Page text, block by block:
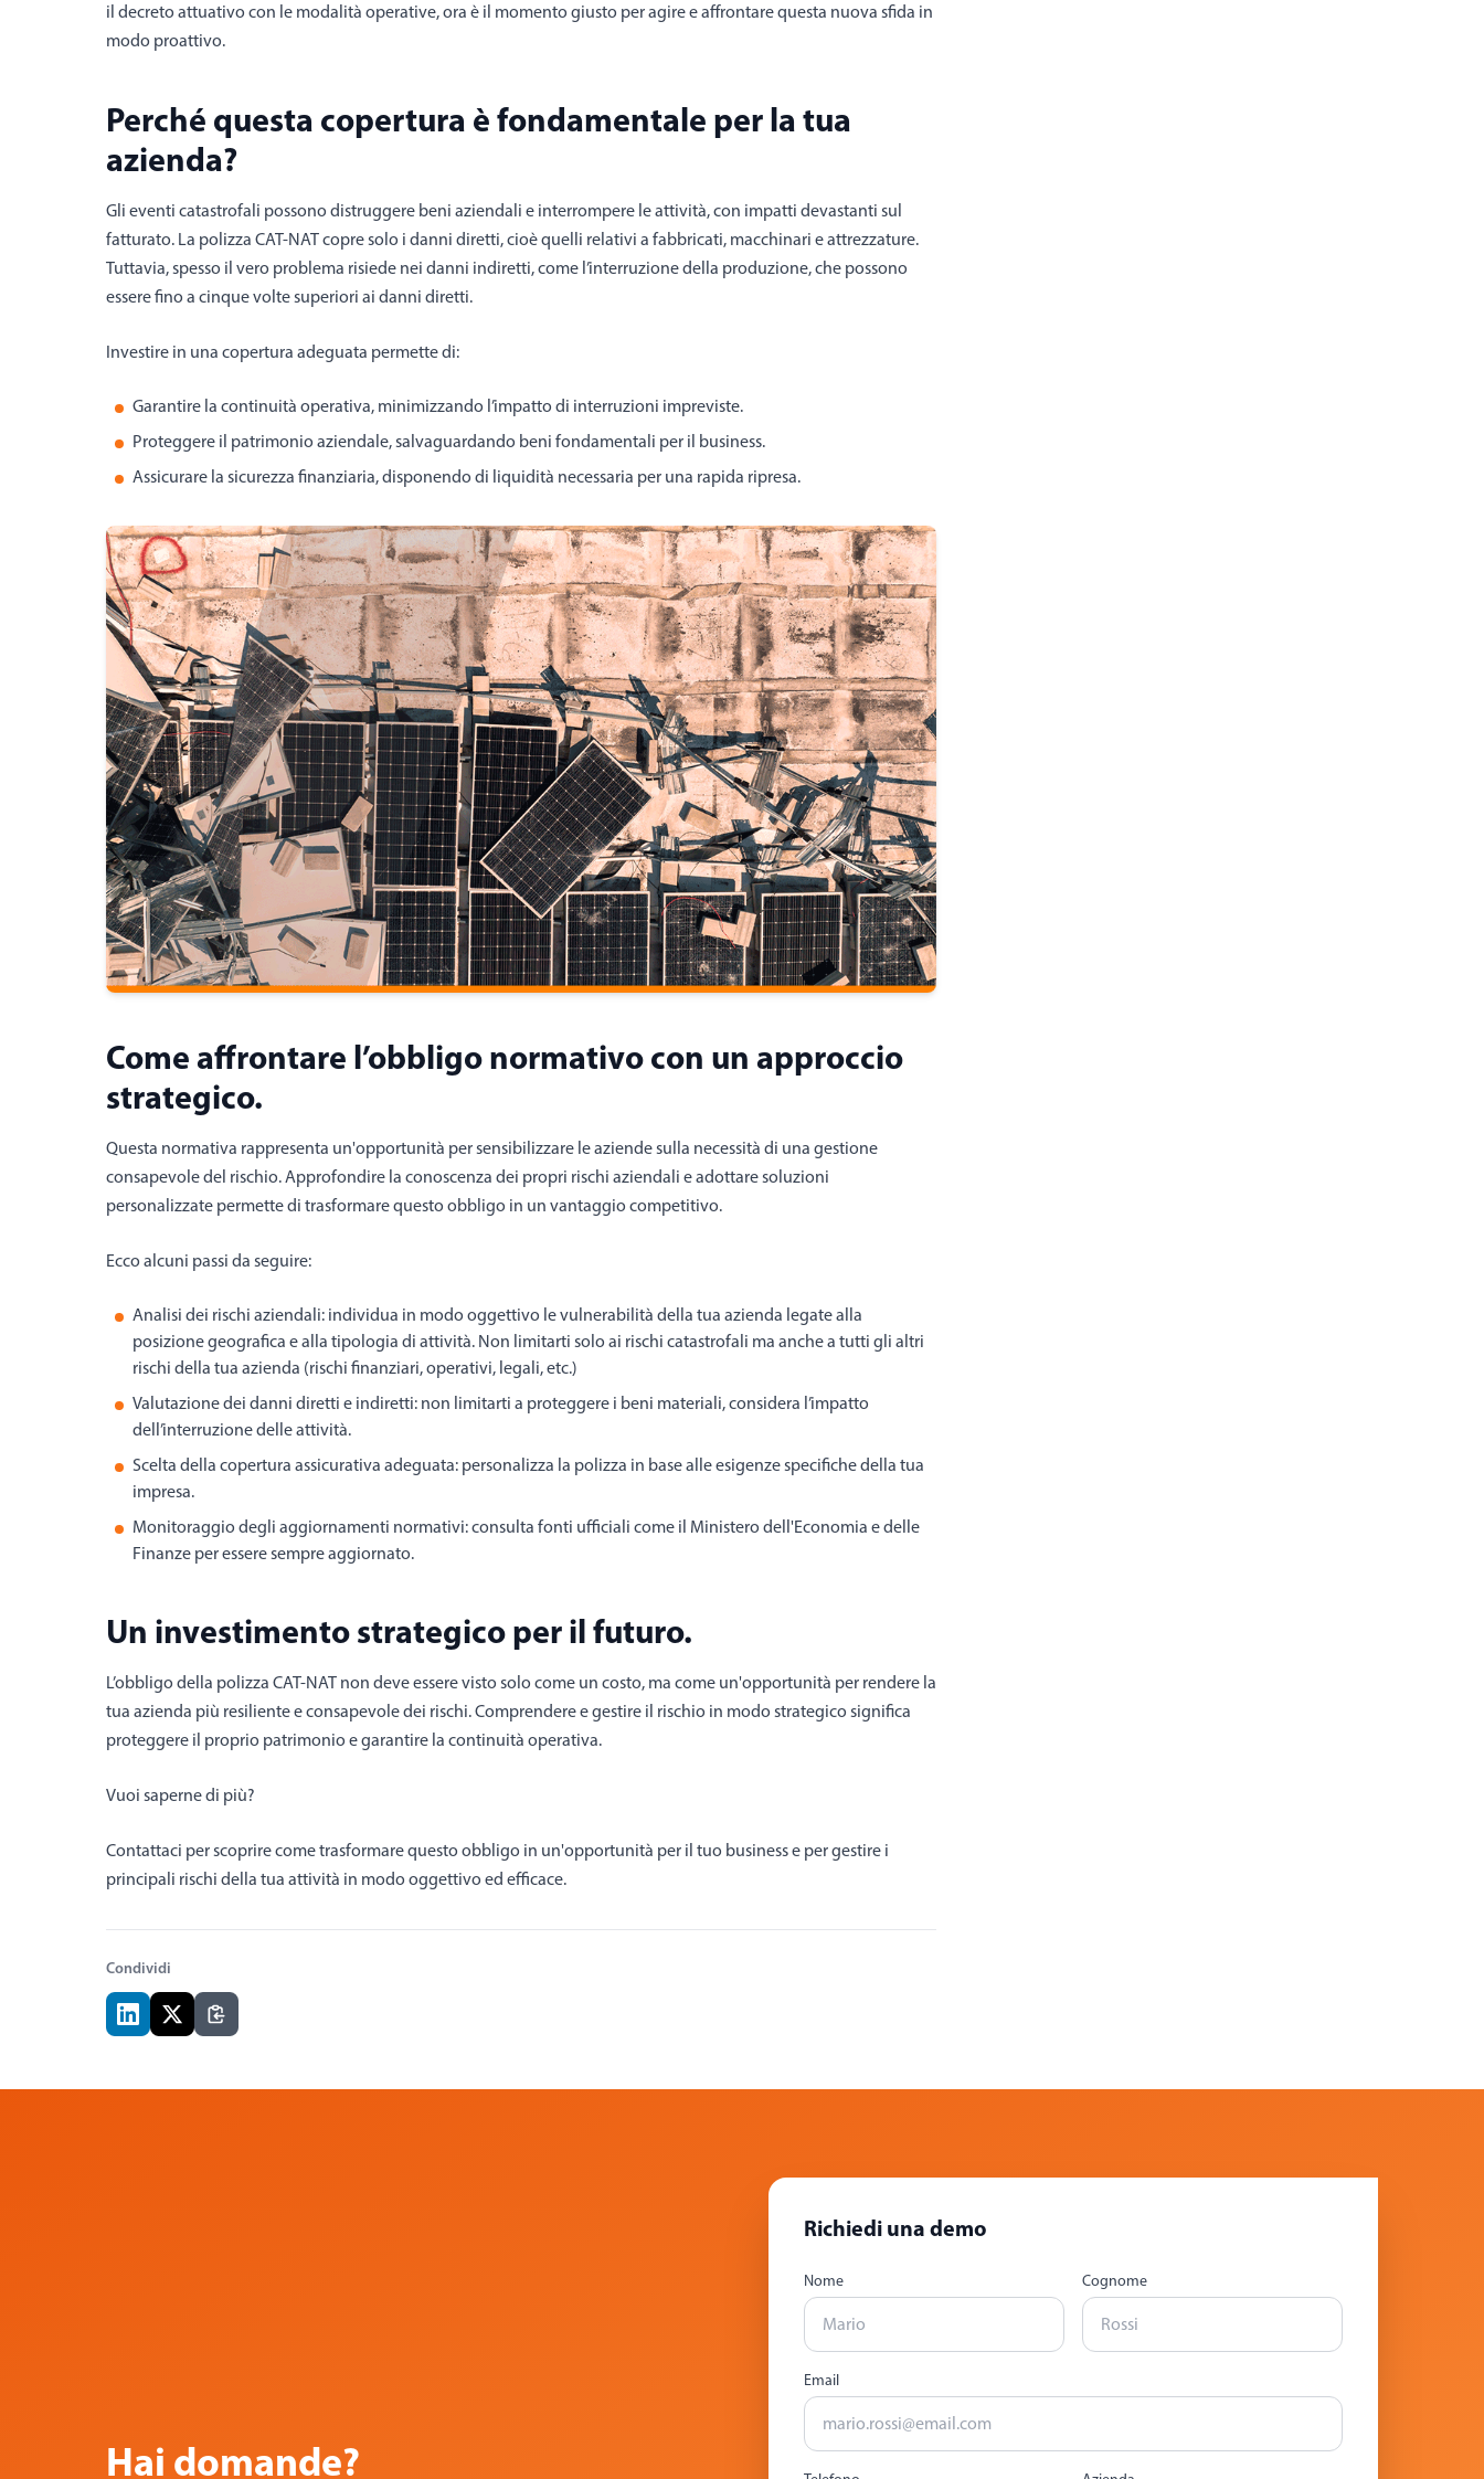
il decreto attuativo con le modalità operative, ora è il momento giusto per agire e affrontare questa nuova sfida in
modo proattivo.
Perché questa copertura è fondamentale per la tua
azienda?
Gli eventi catastrofali possono distruggere beni aziendali e interrompere le attività, con impatti devastanti sul
fatturato. La polizza CAT-NAT copre solo i danni diretti, cioè quelli relativi a fabbricati, macchinari e attrezzature.
Tuttavia, spesso il vero problema risiede nei danni indiretti, come l’interruzione della produzione, che possono
essere fino a cinque volte superiori ai danni diretti.
Investire in una copertura adeguata permette di:
Garantire la continuità operativa, minimizzando l’impatto di interruzioni impreviste.
Proteggere il patrimonio aziendale, salvaguardando beni fondamentali per il business.
Assicurare la sicurezza finanziaria, disponendo di liquidità necessaria per una rapida ripresa.
Come affrontare l’obbligo normativo con un approccio
strategico.
Questa normativa rappresenta un'opportunità per sensibilizzare le aziende sulla necessità di una gestione
consapevole del rischio. Approfondire la conoscenza dei propri rischi aziendali e adottare soluzioni
personalizzate permette di trasformare questo obbligo in un vantaggio competitivo.
Ecco alcuni passi da seguire:
Analisi dei rischi aziendali: individua in modo oggettivo le vulnerabilità della tua azienda legate alla
posizione geografica e alla tipologia di attività. Non limitarti solo ai rischi catastrofali ma anche a tutti gli altri
rischi della tua azienda (rischi finanziari, operativi, legali, etc.)
Valutazione dei danni diretti e indiretti: non limitarti a proteggere i beni materiali, considera l’impatto
dell’interruzione delle attività.
Scelta della copertura assicurativa adeguata: personalizza la polizza in base alle esigenze specifiche della tua
impresa.
Monitoraggio degli aggiornamenti normativi: consulta fonti ufficiali come il Ministero dell'Economia e delle
Finanze per essere sempre aggiornato.
Un investimento strategico per il futuro.
L’obbligo della polizza CAT-NAT non deve essere visto solo come un costo, ma come un'opportunità per rendere la
tua azienda più resiliente e consapevole dei rischi. Comprendere e gestire il rischio in modo strategico significa
proteggere il proprio patrimonio e garantire la continuità operativa.
Vuoi saperne di più?
Contattaci per scoprire come trasformare questo obbligo in un'opportunità per il tuo business e per gestire i
principali rischi della tua attività in modo oggettivo ed efficace.
Condividi
Hai domande?
Richiedi una demo
Nome Cognome
Email